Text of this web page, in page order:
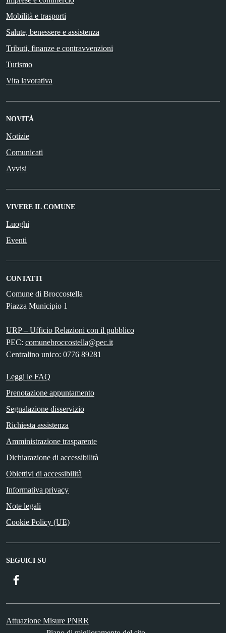
Mobilità e trasporti
Salute, benessere e assistenza
Tributi, finanze e contravvenzioni
Turismo
Vita lavorativa
NOVITÀ
Notizie
Comunicati
Avvisi
VIVERE IL COMUNE
Luoghi
Eventi
CONTATTI
Comune di Broccostella
Piazza Municipio 1
URP – Ufficio Relazioni con il pubblico
PEC: comunebroccostella@pec.it
Centralino unico: 0776 89281
Leggi le FAQ
Prenotazione appuntamento
Segnalazione disservizio
Richiesta assistenza
Amministrazione trasparente
Dichiarazione di accessibilità
Obiettivi di accessibilità
Informativa privacy
Note legali
Cookie Policy (UE)
SEGUICI SU
Attuazione Misure PNRR